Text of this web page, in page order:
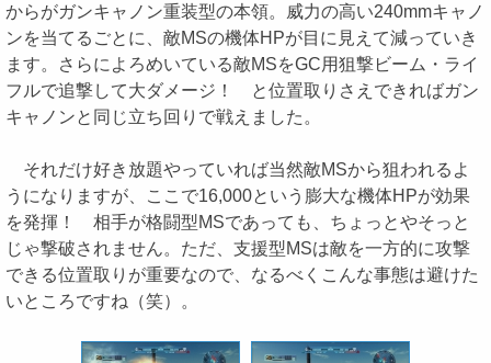
からがガンキャノン重装型の本領。威力の高い240mmキャノ
ンを当てるごとに、敵MSの機体HPが目に見えて減っていき
ます。さらによろめいている敵MSをGC用狙撃ビーム・ライ
フルで追撃して大ダメージ！ と位置取りさえできればガン
キャノンと同じ立ち回りで戦えました。
それだけ好き放題やっていれば当然敵MSから狙われるよ
うになりますが、ここで16,000という膨大な機体HPが効果
を発揮！ 相手が格闘型MSであっても、ちょっとやそっと
じゃ撃破されません。ただ、支援型MSは敵を一方的に攻撃
できる位置取りが重要なので、なるべくこんな事態は避けた
いところですね（笑）。